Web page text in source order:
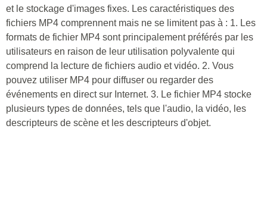
et le stockage d'images fixes. Les caractéristiques des
fichiers MP4 comprennent mais ne se limitent pas à : 1. Les
formats de fichier MP4 sont principalement préférés par les
utilisateurs en raison de leur utilisation polyvalente qui
comprend la lecture de fichiers audio et vidéo. 2. Vous
pouvez utiliser MP4 pour diffuser ou regarder des
événements en direct sur Internet. 3. Le fichier MP4 stocke
plusieurs types de données, tels que l'audio, la vidéo, les
descripteurs de scène et les descripteurs d'objet.